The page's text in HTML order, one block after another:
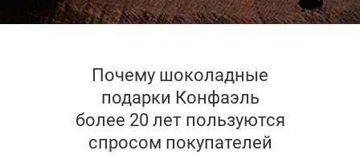
Почему шоколадные
подарки Конфаэль
более 20 лет пользуются
спросом покупателей